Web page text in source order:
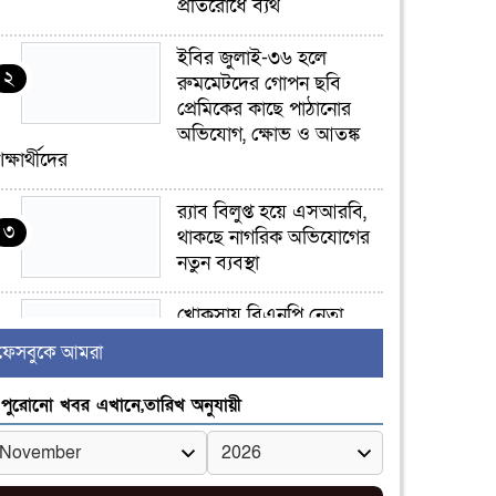
প্রতিরোধে ব্যর্থ
২
ইবির জুলাই-৩৬ হলে
রুমমেটদের গোপন ছবি
প্রেমিকের কাছে পাঠানোর
অভিযোগ, ক্ষোভ ও আতঙ্ক
৩
র‍্যাব বিলুপ্ত হয়ে এসআরবি,
থাকছে নাগরিক অভিযোগের
নতুন ব্যবস্থা
৪
খোকসায় বিএনপি নেতা
৫
সাঈদীর ছবিতে জুতা
নিক্ষেপকারীরা ‘জারজ
সন্তান’: আমির হামজা
আমরা
পুরোনো খবর এখানে,তারিখ অনুযায়ী